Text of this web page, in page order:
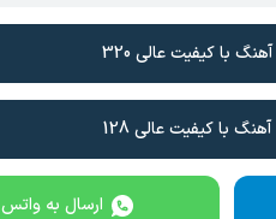
با کیفیت عالی 320
با کیفیت عالی 128
ارسال به واتس آپ